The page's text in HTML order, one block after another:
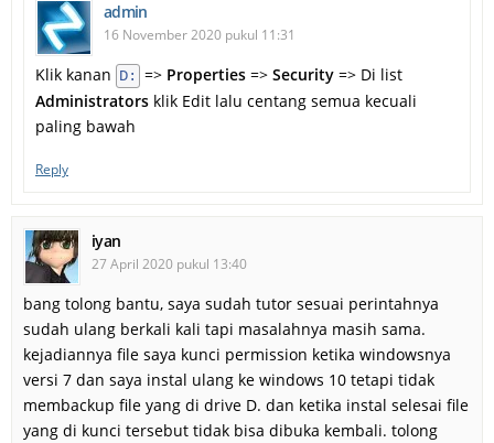
admin
16 November 2020 pukul 11:31
Klik kanan D: => Properties => Security => Di list
Administrators klik Edit lalu centang semua kecuali
paling bawah
Reply
iyan
27 April 2020 pukul 13:40
bang tolong bantu, saya sudah tutor sesuai perintahnya
sudah ulang berkali kali tapi masalahnya masih sama.
kejadiannya file saya kunci permission ketika windowsnya
versi 7 dan saya instal ulang ke windows 10 tetapi tidak
membackup file yang di drive D. dan ketika instal selesai file
yang di kunci tersebut tidak bisa dibuka kembali. tolong